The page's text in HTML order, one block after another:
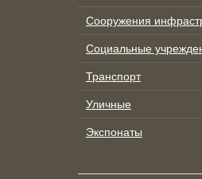
Сооружения
Социальные
Транспорт
Уличные
Экспонаты